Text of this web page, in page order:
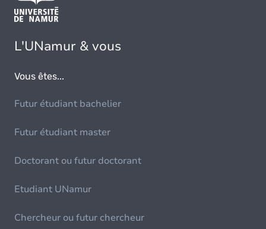
L'UNamur & vous
Vous êtes...
Futur étudiant bachelier
Futur étudiant master
Doctorant ou futur doctorant
Etudiant UNamur
Chercheur ou futur chercheur